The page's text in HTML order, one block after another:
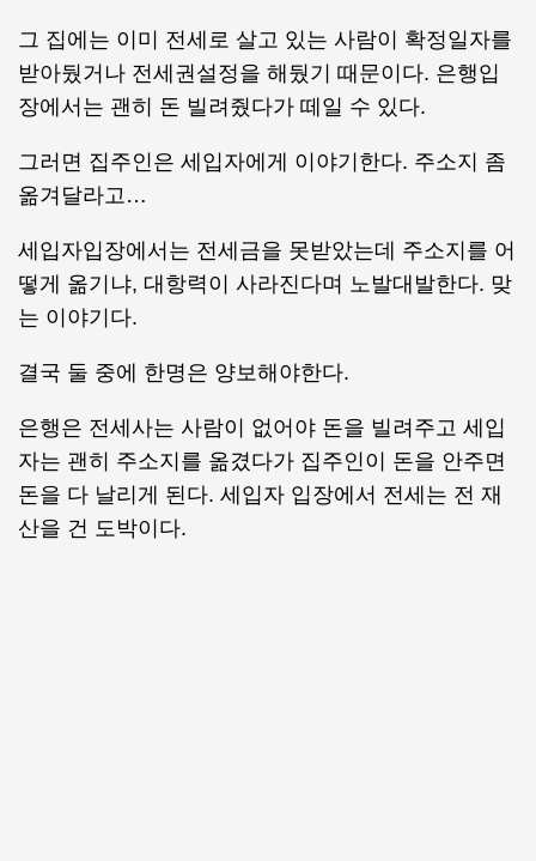
그 집에는 이미 전세로 살고 있는 사람이 확정일자를
받아뒀거나 전세권설정을 해뒀기 때문이다. 은행입
장에서는 괜히 돈 빌려줬다가 떼일 수 있다.
그러면 집주인은 세입자에게 이야기한다. 주소지 좀
옮겨달라고…
세입자입장에서는 전세금을 못받았는데 주소지를 어
떻게 옮기냐, 대항력이 사라진다며 노발대발한다. 맞
는 이야기다.
결국 둘 중에 한명은 양보해야한다.
은행은 전세사는 사람이 없어야 돈을 빌려주고 세입
자는 괜히 주소지를 옮겼다가 집주인이 돈을 안주면
돈을 다 날리게 된다. 세입자 입장에서 전세는 전 재
산을 건 도박이다.